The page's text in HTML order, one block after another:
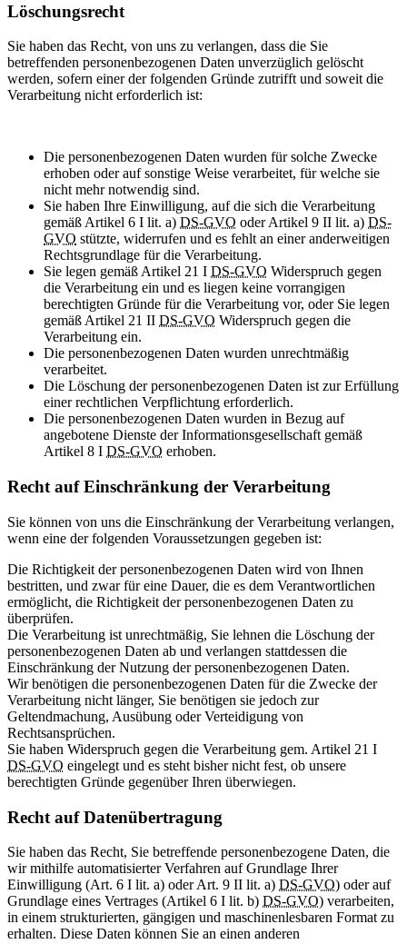
Löschungsrecht
Sie haben das Recht, von uns zu verlangen, dass die Sie
betreffenden personenbezogenen Daten unverzüglich gelöscht
werden, sofern einer der folgenden Gründe zutrifft und soweit die
Verarbeitung nicht erforderlich ist:
Die personenbezogenen Daten wurden für solche Zwecke
erhoben oder auf sonstige Weise verarbeitet, für welche sie
nicht mehr notwendig sind.
Sie haben Ihre Einwilligung, auf die sich die Verarbeitung
gemäß Artikel 6 I lit. a) DS-GVO oder Artikel 9 II lit. a) DS-
GVO stützte, widerrufen und es fehlt an einer anderweitigen
Rechtsgrundlage für die Verarbeitung.
Sie legen gemäß Artikel 21 I DS-GVO Widerspruch gegen
die Verarbeitung ein und es liegen keine vorrangigen
berechtigten Gründe für die Verarbeitung vor, oder Sie legen
gemäß Artikel 21 II DS-GVO Widerspruch gegen die
Verarbeitung ein.
Die personenbezogenen Daten wurden unrechtmäßig
verarbeitet.
Die Löschung der personenbezogenen Daten ist zur Erfüllung
einer rechtlichen Verpflichtung erforderlich.
Die personenbezogenen Daten wurden in Bezug auf
angebotene Dienste der Informationsgesellschaft gemäß
Artikel 8 I DS-GVO erhoben.
Recht auf Einschränkung der Verarbeitung
Sie können von uns die Einschränkung der Verarbeitung verlangen,
wenn eine der folgenden Voraussetzungen gegeben ist:
Die Richtigkeit der personenbezogenen Daten wird von Ihnen
bestritten, und zwar für eine Dauer, die es dem Verantwortlichen
ermöglicht, die Richtigkeit der personenbezogenen Daten zu
überprüfen.
Die Verarbeitung ist unrechtmäßig, Sie lehnen die Löschung der
personenbezogenen Daten ab und verlangen stattdessen die
Einschränkung der Nutzung der personenbezogenen Daten.
Wir benötigen die personenbezogenen Daten für die Zwecke der
Verarbeitung nicht länger, Sie benötigen sie jedoch zur
Geltendmachung, Ausübung oder Verteidigung von
Rechtsansprüchen.
Sie haben Widerspruch gegen die Verarbeitung gem. Artikel 21 I
DS-GVO eingelegt und es steht bisher nicht fest, ob unsere
berechtigten Gründe gegenüber Ihren überwiegen.
Recht auf Datenübertragung
Sie haben das Recht, Sie betreffende personenbezogene Daten, die
wir mithilfe automatisierter Verfahren auf Grundlage Ihrer
Einwilligung (Art. 6 I lit. a) oder Art. 9 II lit. a) DS-GVO) oder auf
Grundlage eines Vertrages (Artikel 6 I lit. b) DS-GVO) verarbeiten,
in einem strukturierten, gängigen und maschinenlesbaren Format zu
erhalten. Diese Daten können Sie an einen anderen